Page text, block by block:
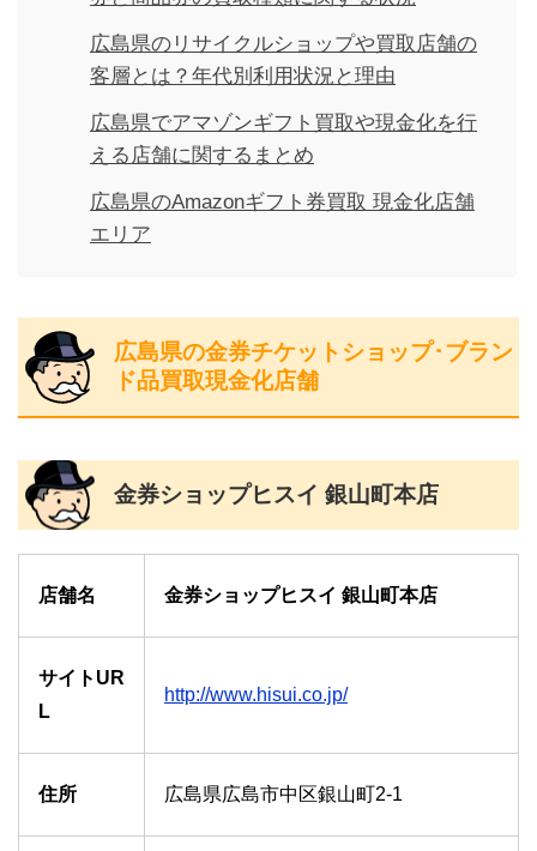
広島県のリサイクルショップや買取店舗の
客層とは？年代別利用状況と理由
広島県でアマゾンギフト買取や現金化を行
える店舗に関するまとめ
広島県のAmazonギフト券買取 現金化店舗
エリア
広島県の金券チケットショップ･ブラン
ド品買取現金化店舗
金券ショップヒスイ 銀山町本店
店舗名 金券ショップヒスイ 銀山町本店
サイトUR
L
http://www.hisui.co.jp/
住所 広島県広島市中区銀山町2-1